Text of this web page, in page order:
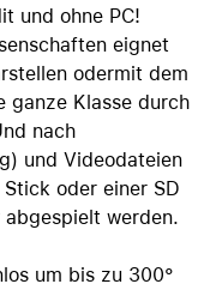
und ohne PC!
eignet
odermit dem
ganze Klasse durch
nach
und Videodateien
oder einer SD
werden.
um bis zu 300°